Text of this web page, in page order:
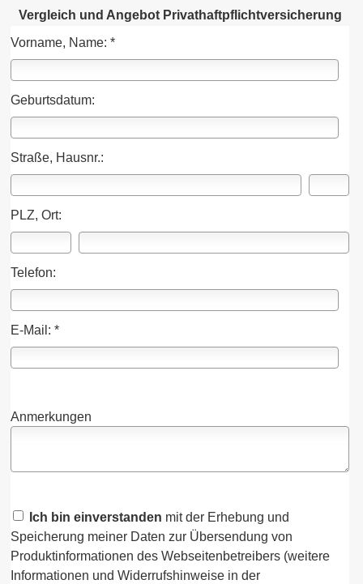
Vergleich und Angebot Privathaftpflichtversicherung
Vorname, Name: *
Geburts­datum:
Straße, Hausnr.:
PLZ, Ort:
Telefon:
E-Mail: *
Anmerkungen
Ich bin einverstanden mit der Erhebung und
Speicherung meiner Daten zur Übersendung von
Produktinformationen des Webseitenbetreibers (weitere
Informationen und Widerrufshinweise in der